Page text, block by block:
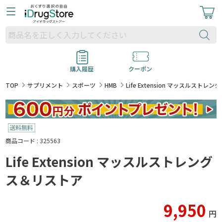
購入履歴
クーポン
TOP
サプリメント スポーツ HMB Life Extension マッスルストレン
商品コード : 325563
Life Extension マッスルストレング
ス＆リストア
9,950 円